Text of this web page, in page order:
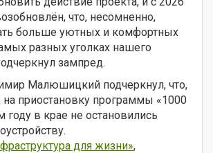
что, несомненно,
больше уютных и комфортных
разных уголках нашего
зампред.
Малюшицкий подчеркнул, что,
приостановку программы «1000
году в крае не остановились
для жизни»,